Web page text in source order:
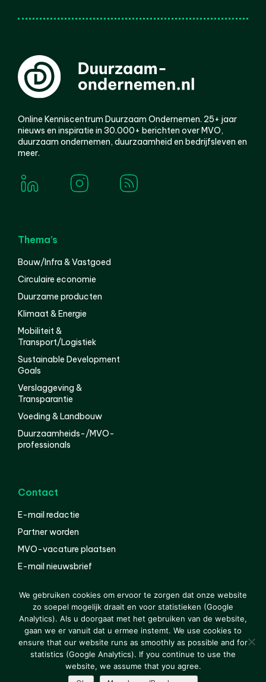
Online Kenniscentrum Duurzaam Ondernemen. 25+ jaar
nieuws en inspiratie in 30.000+ berichten over MVO,
duurzaam ondernemen, duurzaamheid en bedrijfsleven en
meer.
Thema’s
Bouw/Infra & Vastgoed
Circulaire economie
Duurzame producten
Klimaat & Energie
Mobiliteit &
Transport/Logistiek
Sustainable Development
Goals
Verslaggeving &
Transparantie
Voeding & Landbouw
Duurzaamheids-/MVO-
professionals
Contact
E-mail redactie
Partner worden
MVO-vacature plaatsen
E-mail nieuwsbrief
© 2000-2026 Van der Molen EIS Colofon
Disclaimer
Privacy
We gebruiken cookies om ervoor te zorgen dat onze website
zo soepel mogelijk draait en voor statistieken (Google
Analytics). Als u doorgaat met het gebruiken van de website,
gaan we er vanuit dat u ermee instemt. We use cookies to
ensure that our website runs as smoothly as possible and for
statistics (Google Analytics). If you continue to use the
website, we assume that you agree.